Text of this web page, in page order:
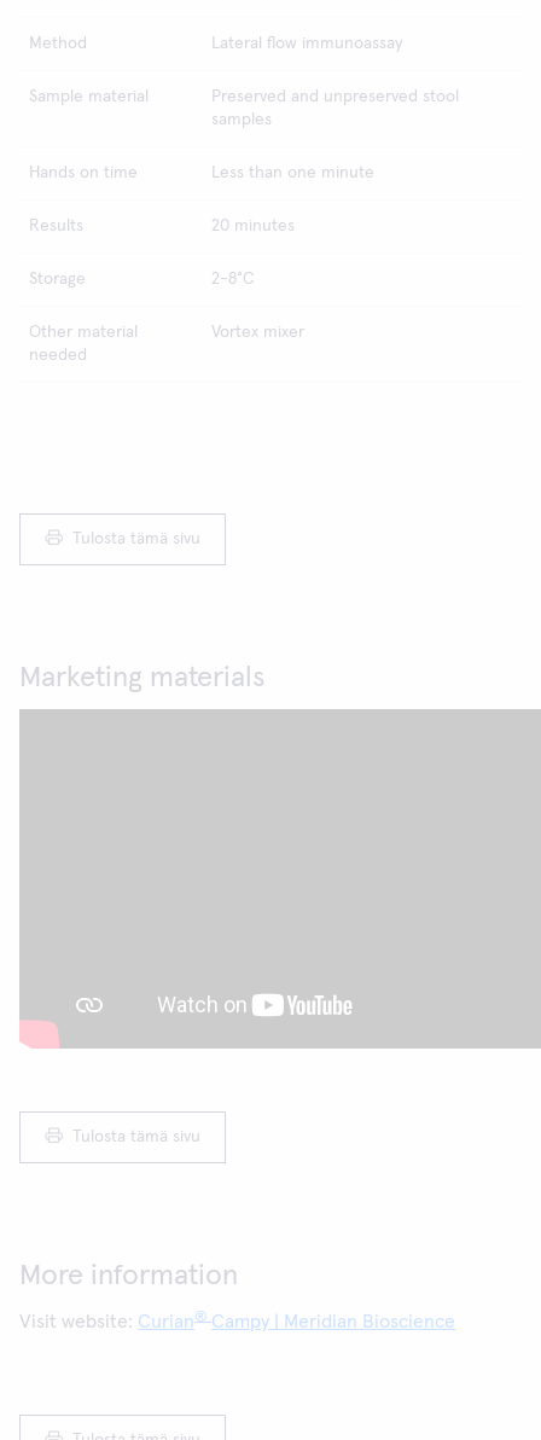
Method Lateral flow immunoassay
Sample material
Preserved and unpreserved stool
samples
Hands on time Less than one minute
Results 20 minutes
Storage 2-8°C
Other material
needed
Vortex mixer
Tulosta tämä sivu
Marketing materials
Tulosta tämä sivu
More information
Visit website: Curian® Campy | Meridian Bioscience